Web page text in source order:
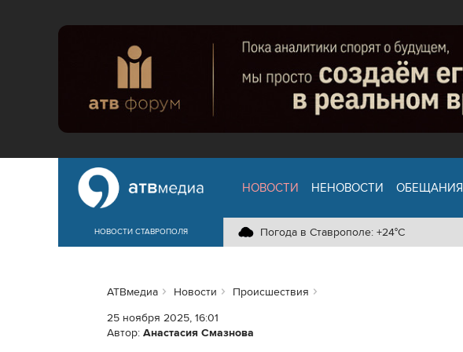
НОВОСТИ СТАВРОПОЛЯ
НОВОСТИ НЕНОВОСТИ ОБЕЩАНИЯ
Погода в Ставрополе: +24°C
АТВмедиа Новости
Происшествия
25 ноября 2025, 16:01
Автор: Анастасия Смазнова